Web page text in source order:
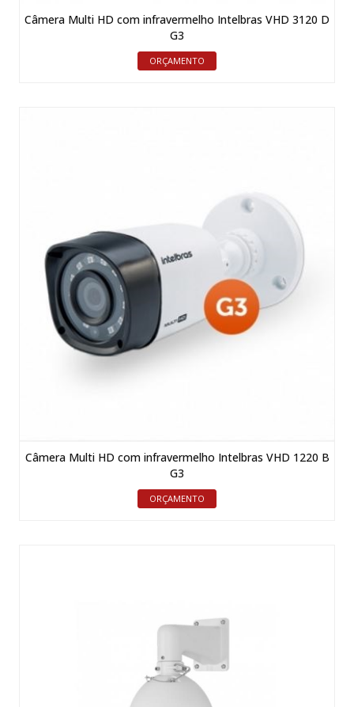
Câmera Multi HD com infravermelho Intelbras VHD 3120 D
G3
ORÇAMENTO
Câmera Multi HD com infravermelho Intelbras VHD 1220 B
G3
ORÇAMENTO